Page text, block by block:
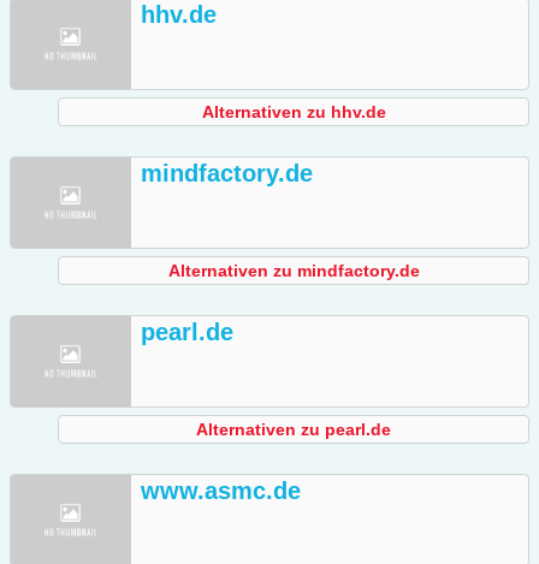
hhv.de
Alternativen zu hhv.de
mindfactory.de
Alternativen zu mindfactory.de
pearl.de
Alternativen zu pearl.de
www.asmc.de